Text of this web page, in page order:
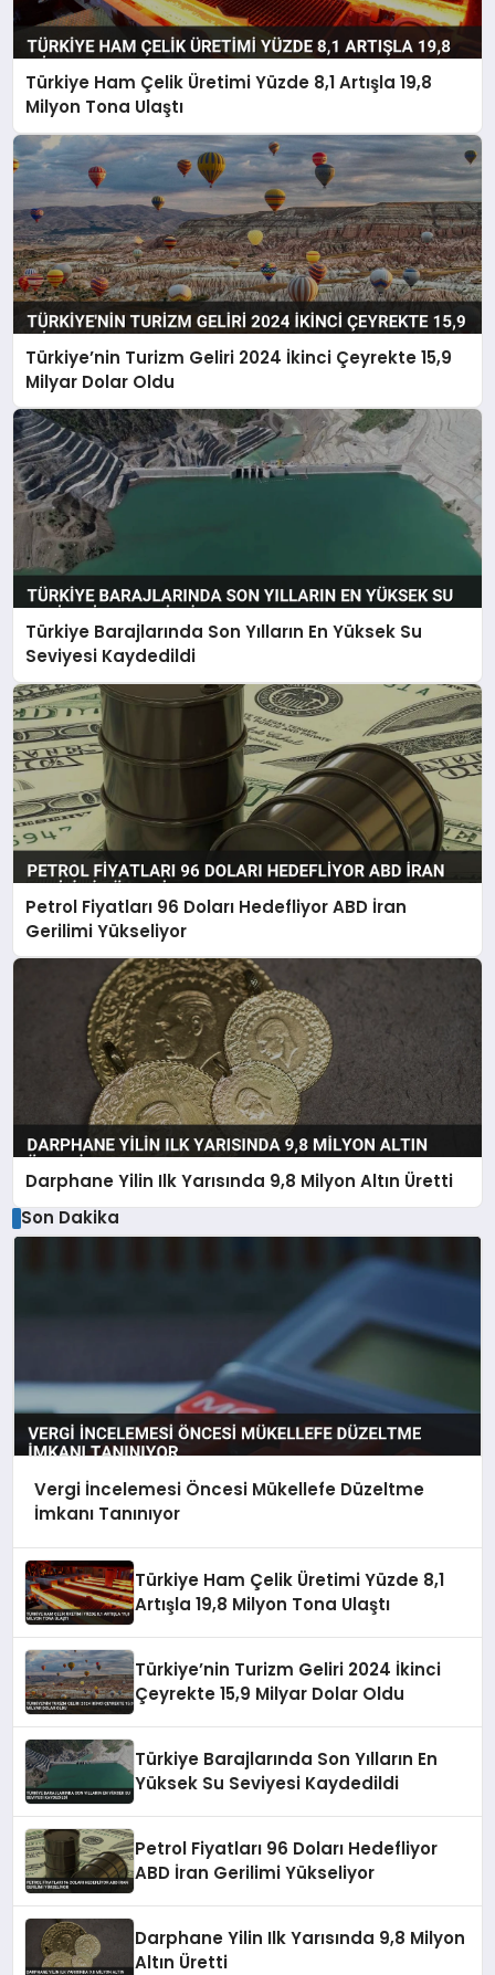
Türkiye Ham Çelik Üretimi Yüzde 8,1 Artışla 19,8
Milyon Tona Ulaştı
Türkiye’nin Turizm Geliri 2024 İkinci Çeyrekte 15,9
Milyar Dolar Oldu
Türkiye Barajlarında Son Yılların En Yüksek Su
Seviyesi Kaydedildi
Petrol Fiyatları 96 Doları Hedefliyor ABD İran
Gerilimi Yükseliyor
Darphane Yilin Ilk Yarısında 9,8 Milyon Altın Üretti
Son Dakika
Vergi İncelemesi Öncesi Mükellefe Düzeltme
İmkanı Tanınıyor
Türkiye Ham Çelik Üretimi Yüzde 8,1
Artışla 19,8 Milyon Tona Ulaştı
Türkiye’nin Turizm Geliri 2024 İkinci
Çeyrekte 15,9 Milyar Dolar Oldu
Türkiye Barajlarında Son Yılların En
Yüksek Su Seviyesi Kaydedildi
Petrol Fiyatları 96 Doları Hedefliyor
ABD İran Gerilimi Yükseliyor
Darphane Yilin Ilk Yarısında 9,8 Milyon
Altın Üretti